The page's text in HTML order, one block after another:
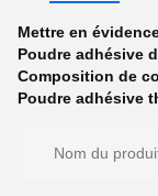
Mettre en
Poudre adhésive
Composition de
Poudre adhésive
Nom du